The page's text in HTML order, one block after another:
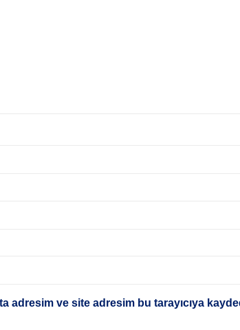
adresim ve site adresim bu tarayıcıya